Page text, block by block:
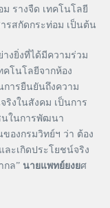
รางจืด เทคโนโลยี
รสกัดกระท่อม เป็นต้น
างยิ่งที่ได้มีความร่วม
คโนโลยีจากห้อง
การยืนยันถึงความ
ริงในสังคม เป็นการ
นในการพัฒนา
องกรมวิทย์ฯ ว่า ต้อง
ะเกิดประโยชน์จริง
กล” นายแพทย์ยงยศ